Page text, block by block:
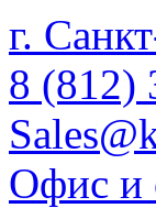
г.
8 (812)
Офис и